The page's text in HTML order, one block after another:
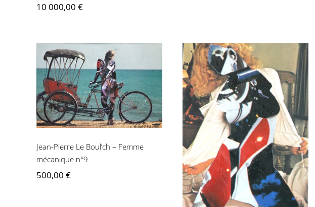
10 000,00 €
Jean-Pierre Le Boul’ch –
Femme mécanique n°9
Jean-Pierre Le Boul’ch – Femme
mécanique n°9
500,00 €
Jean-Pierre Le Boul’ch –
Femme mécanique n°8